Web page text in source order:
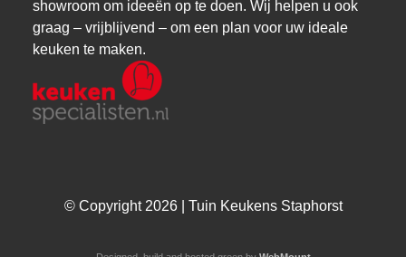
showroom om ideeën op te doen. Wij helpen u ook
graag – vrijblijvend – om een plan voor uw ideale
keuken te maken.
© Copyright 2026 | Tuin Keukens Staphorst